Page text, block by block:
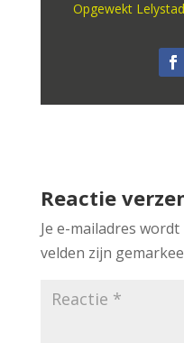
Opgewekt Lelystad
Reactie
Je e-mailadres
velden zijn